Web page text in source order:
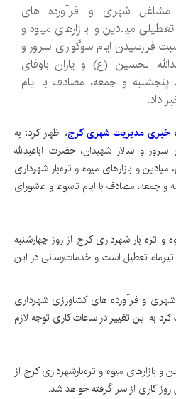
مشاغل شهری و فرآورده های
میادین و بازارهای میوه و
فرارسیدن ایام سوگواری سرور و
الحسین (ع) و یاران باوفای
پنجشنبه و جمعه، مصادف با ایام
داد.
خبری مدیریت شهری کرج، اظهار کرد: به
و سالار شهیدان، حضرت اباعبدالله
و بازارهای میوه و تره‌بار شهرداری
جمعه، مصادف با ایام تاسوعا و عاشورای
و تره بار شهرداری کرج از روز چهارشنبه
تیرماه تعطیل است و خدمات‌رسانی در این
و فرآورده های کشاورزی شهرداری
به این تغییر در ساعات کاری توجه لازم
و بازارهای میوه و تره‌بارشهرداری کرج از